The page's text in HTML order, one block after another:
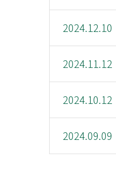
2024.12.10
2024.11.12
2024.10.12
2024.09.09